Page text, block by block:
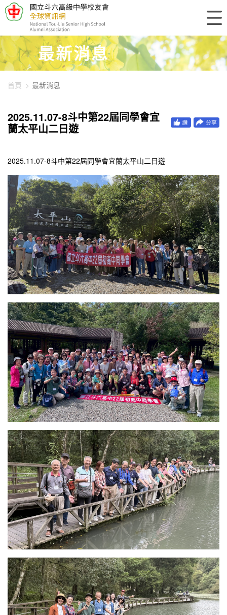
448-2570
最新消息
首頁 最新消息
2025.11.07-8斗中第22屆同學會宜
蘭太平山二日遊
2025.11.07-8斗中第22屆同學會宜蘭太平山二日遊